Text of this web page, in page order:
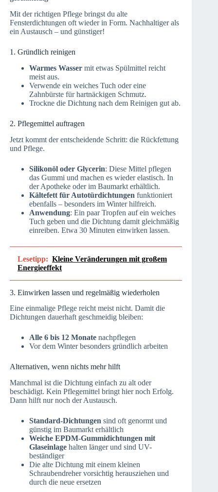
Mit der richtigen Pflege bringst du alte
Fensterdichtungen oft wieder in Form. Nachhaltiger als
ein Austausch – und günstiger!
1. Gründlich reinigen
Warmes Wasser mit etwas Spülmittel reicht
meist aus.
Verwende ein weiches Tuch oder eine
Zahnbürste für hartnäckigen Schmutz.
Trockne die Dichtung nach dem Reinigen gut ab.
2. Pflegemittel auftragen
Jetzt kommt der entscheidende Schritt: die Rückfettung
und Pflege.
Silikonöl oder Glycerin: Diese Mittel pflegen
das Gummi und machen es wieder elastisch. In
der Apotheke oder im Baumarkt erhältlich.
Kältefett für Autotürdichtungen funktioniert
ebenfalls – besonders im Winter hilfreich.
Anwendung: Ein paar Tropfen auf ein weiches
Tuch geben und die Dichtung damit gleichmäßig
einreiben. Etwa 30 Minuten einwirken lassen.
Lesetipp: Kleine Veränderungen mit großem
Energieeffekt
3. Einwirken lassen und regelmäßig wiederholen
Eine einmalige Pflege reicht meist nicht. Damit die
Dichtungen dauerhaft geschmeidig bleiben:
Alle 6 bis 12 Monate nachpflegen
Vor dem Winter besonders gründlich arbeiten
Alternativen, wenn nichts mehr hilft
Manchmal ist die Dichtung einfach zu alt oder
beschädigt. Kein Pflegemittel bringt hier noch Erfolg.
Dann hilft nur noch der Austausch.
Standard-Dichtungen sind oft genormt und
günstig im Baumarkt erhältlich
Weiche EPDM-Gummidichtungen mit
Glaseinlage halten länger und sind UV-
beständiger
Die alte Dichtung mit einem kleinen
Schraubendreher vorsichtig herausziehen und
durch die neue ersetzen